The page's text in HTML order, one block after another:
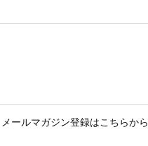
メールマガジン登録はこちらから